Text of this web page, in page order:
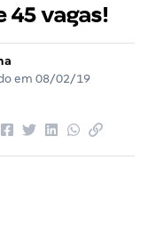
45 vagas!
em 08/02/19